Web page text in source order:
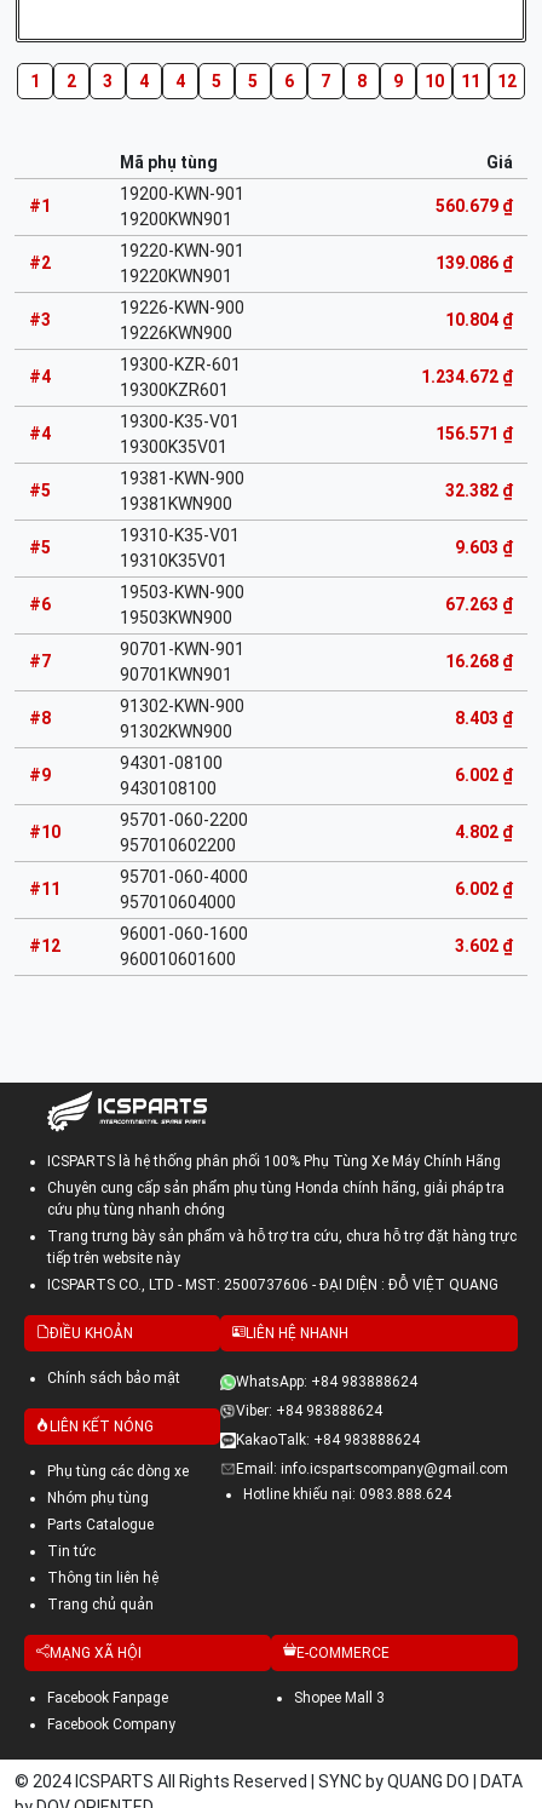
1 2 3 4 4 5 5 6 7 8 9 10 11 12
Mã phụ tùng Giá
#1
19200-KWN-901
19200KWN901
560.679 ₫
#2
19220-KWN-901
19220KWN901
139.086 ₫
#3
19226-KWN-900
19226KWN900
10.804 ₫
#4
19300-KZR-601
19300KZR601
1.234.672 ₫
#4
19300-K35-V01
19300K35V01
156.571 ₫
#5
19381-KWN-900
19381KWN900
32.382 ₫
#5
19310-K35-V01
19310K35V01
9.603 ₫
#6
19503-KWN-900
19503KWN900
67.263 ₫
#7
90701-KWN-901
90701KWN901
16.268 ₫
#8
91302-KWN-900
91302KWN900
8.403 ₫
#9
94301-08100
9430108100
6.002 ₫
#10
95701-060-2200
957010602200
4.802 ₫
#11
95701-060-4000
957010604000
6.002 ₫
#12
96001-060-1600
960010601600
3.602 ₫
ICSPARTS là hệ thống phân phối 100% Phụ Tùng Xe Máy Chính Hãng
Chuyên cung cấp sản phẩm phụ tùng Honda chính hãng, giải pháp tra
cứu phụ tùng nhanh chóng
Trang trưng bày sản phẩm và hỗ trợ tra cứu, chưa hỗ trợ đặt hàng trực
tiếp trên website này
ICSPARTS CO., LTD - MST: 2500737606 - ĐẠI DIỆN : ĐỖ VIỆT QUANG
ĐIỀU KHOẢN
Chính sách bảo mật
LIÊN KẾT NÓNG
Phụ tùng các dòng xe
Nhóm phụ tùng
Parts Catalogue
Tin tức
Thông tin liên hệ
Trang chủ quản
LIÊN HỆ NHANH
WhatsApp: +84 983888624
Viber: +84 983888624
KakaoTalk: +84 983888624
Email: info.icspartscompany@gmail.com
Hotline khiếu nại: 0983.888.624
MẠNG XÃ HỘI
Facebook Fanpage
Facebook Company
E-COMMERCE
Shopee Mall 3
© 2024 ICSPARTS All Rights Reserved | SYNC by QUANG DO | DATA